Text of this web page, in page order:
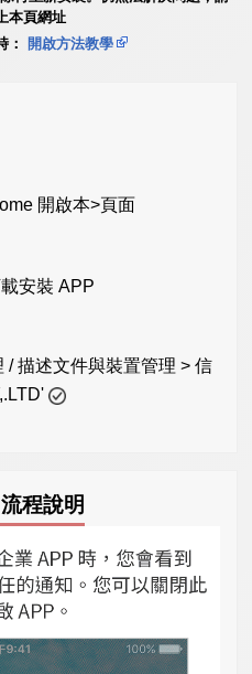
本頁網址
：
開啟方法教學
開啟本>頁面
安裝 APP
/ 描述文件與裝置管理 > 信
程說明